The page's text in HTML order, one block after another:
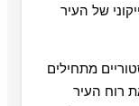
של העיר
מתחילים
רוח העיר